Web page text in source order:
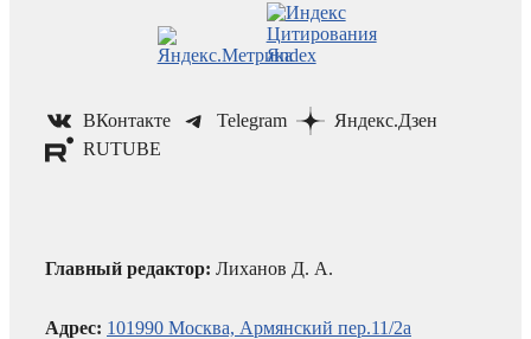
ВКонтакте Telegram
Яндекс.Дзен
RUTUBE
Главный редактор: Лиханов Д. А.
Адрес: 101990 Москва, Армянский пер.11/2а